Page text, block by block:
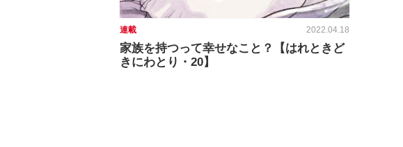
連載 2022.04.18
家族を持つって幸せなこと？【はれときど
きにわとり・20】